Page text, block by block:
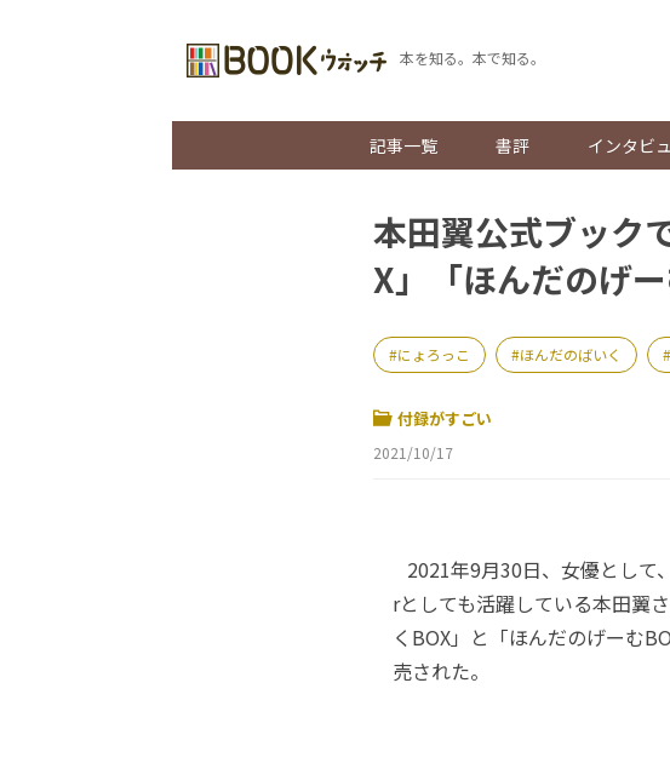
本を知る。本で知る。
記事一覧 書評 インタビ
本田翼公式ブック
X」「ほんだのげ
にょろっこ ほんだのばいく
付録がすごい
2021/10/17
2021年9月30日、女優として
rとしても活躍している本田翼
くBOX」と「ほんだのげーむ
売された。